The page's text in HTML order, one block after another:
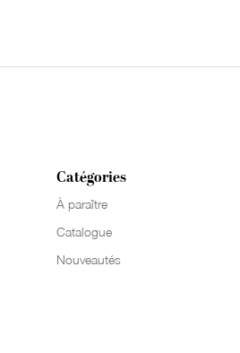
Catégories
À paraître
Catalogue
Nouveautés